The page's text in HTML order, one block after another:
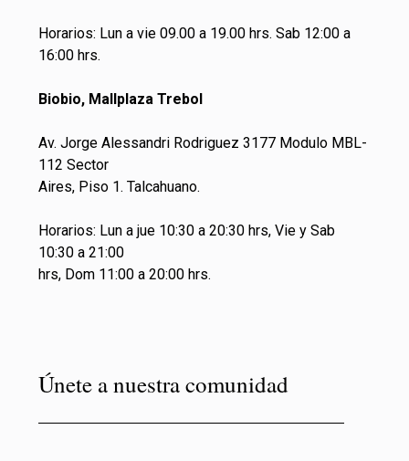
Horarios: Lun a vie 09.00 a 19.00 hrs. Sab 12:00 a
16:00 hrs.
Biobio, Mallplaza Trebol
Av. Jorge Alessandri Rodriguez 3177 Modulo MBL-
112 Sector
Aires, Piso 1. Talcahuano.
Horarios: Lun a jue 10:30 a 20:30 hrs, Vie y Sab
10:30 a 21:00
hrs, Dom 11:00 a 20:00 hrs.
Únete a nuestra comunidad